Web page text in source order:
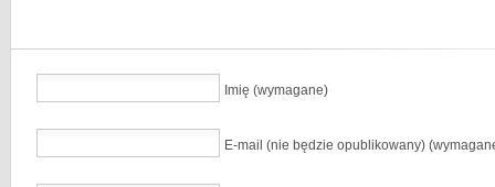
Imię (wymagane)
E-mail (nie będzie opublikowany)